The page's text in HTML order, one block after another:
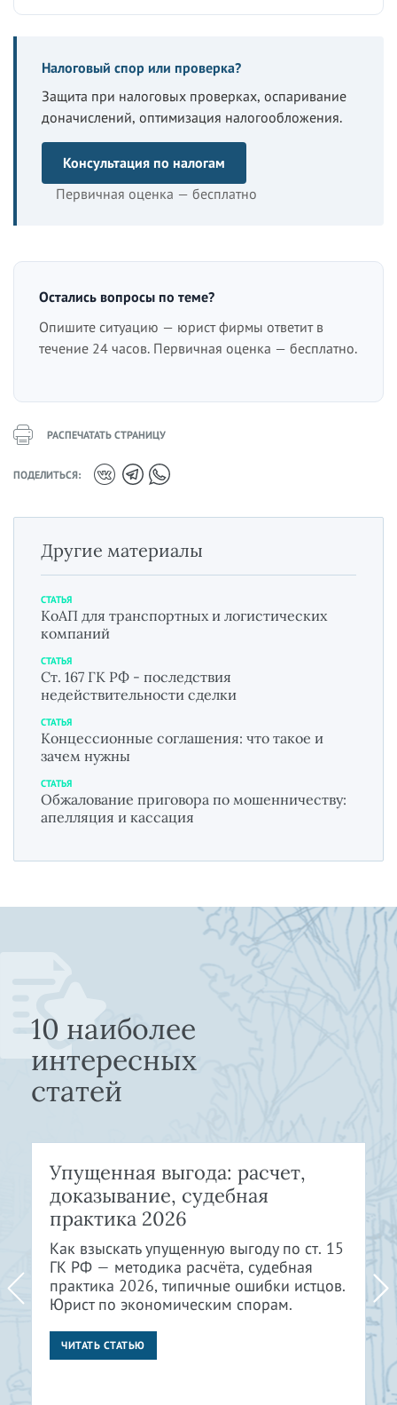
Налоговый спор или проверка?
Защита при налоговых проверках, оспаривание
доначислений, оптимизация налогообложения.
Консультация по налогам
Первичная оценка — бесплатно
Остались вопросы по теме?
Опишите ситуацию — юрист фирмы ответит в
течение 24 часов. Первичная оценка — бесплатно.
РАСПЕЧАТАТЬ СТРАНИЦУ
ПОДЕЛИТЬСЯ:
Другие материалы
СТАТЬЯ
КоАП для транспортных и логистических
компаний
СТАТЬЯ
Ст. 167 ГК РФ - последствия
недействительности сделки
СТАТЬЯ
Концессионные соглашения: что такое и
зачем нужны
СТАТЬЯ
Обжалование приговора по мошенничеству:
апелляция и кассация
10 наиболее
интересных
статей
Упущенная выгода: расчет,
доказывание, судебная
практика 2026
Как взыскать упущенную выгоду по ст. 15
ГК РФ — методика расчёта, судебная
практика 2026, типичные ошибки истцов.
Юрист по экономическим спорам.
ЧИТАТЬ СТАТЬЮ